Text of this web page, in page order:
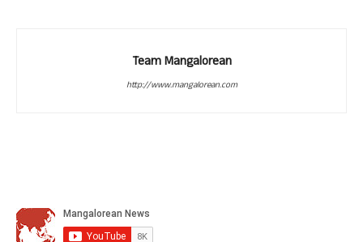
Team Mangalorean
http://www.mangalorean.com